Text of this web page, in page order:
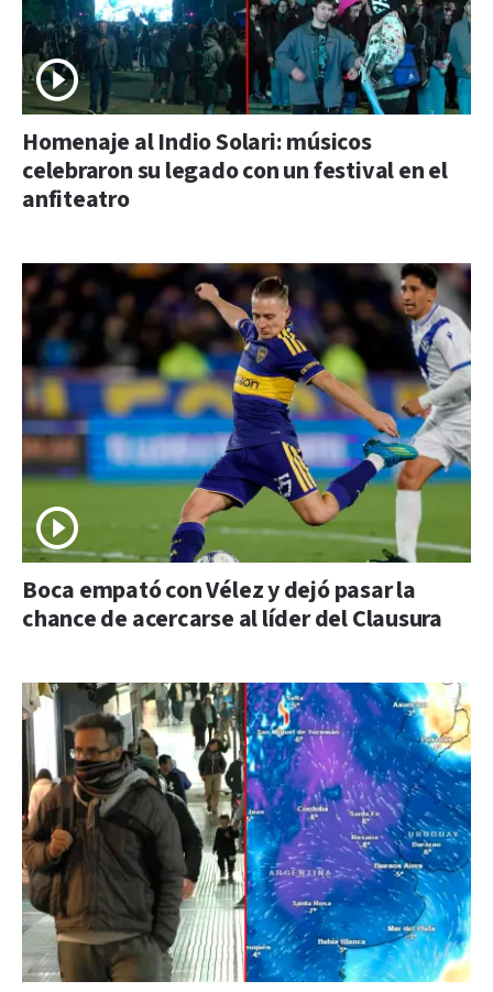
Homenaje al Indio Solari: músicos
celebraron su legado con un festival en el
anfiteatro
Boca empató con Vélez y dejó pasar la
chance de acercarse al líder del Clausura